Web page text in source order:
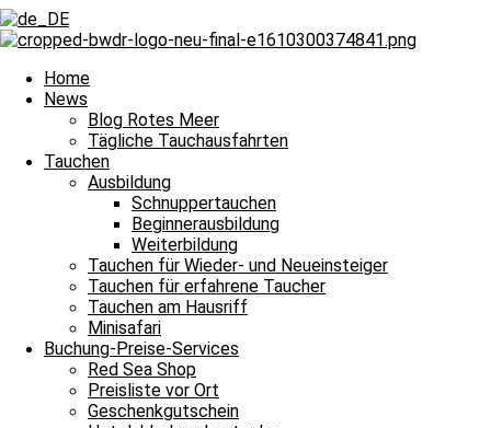
Home
News
Blog Rotes Meer
Tägliche Tauchausfahrten
Tauchen
Ausbildung
Schnuppertauchen
Beginnerausbildung
Weiterbildung
Tauchen für Wieder- und Neueinsteiger
Tauchen für erfahrene Taucher
Tauchen am Hausriff
Minisafari
Buchung-Preise-Services
Red Sea Shop
Preisliste vor Ort
Geschenkgutschein
Alles rund ums Tauchen im Blue Water Dive Resort